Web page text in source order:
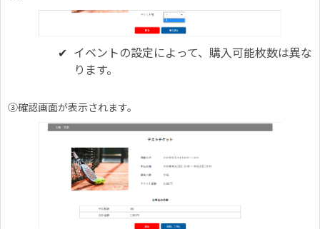
イベントの設定によって、購入可能枚数は異な
ります。
③確認画面が表示されます。